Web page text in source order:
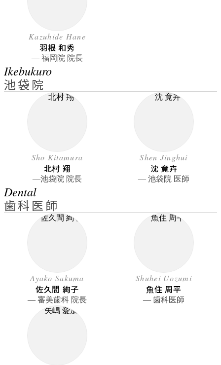
Kazuhide Hane
羽根 和秀
― 福岡院 院長
Ikebukuro
池袋院
Sho Kitamura
北村 翔
―池袋院 院長
Shen Jinghui
沈 竟卉
― 池袋院 医師
Dental
歯科医師
Ayako Sakuma
佐久間 絢子
― 審美歯科 院長
Shuhei Uozumi
魚住 周平
― 歯科医師